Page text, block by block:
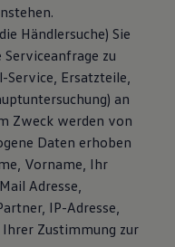
Händlersuche) Sie
zu
Service, Ersatzteile,
an
Zweck werden von
Daten erhoben
Vorname, Ihr
Adresse,
IP-Adresse,
Zustimmung zur